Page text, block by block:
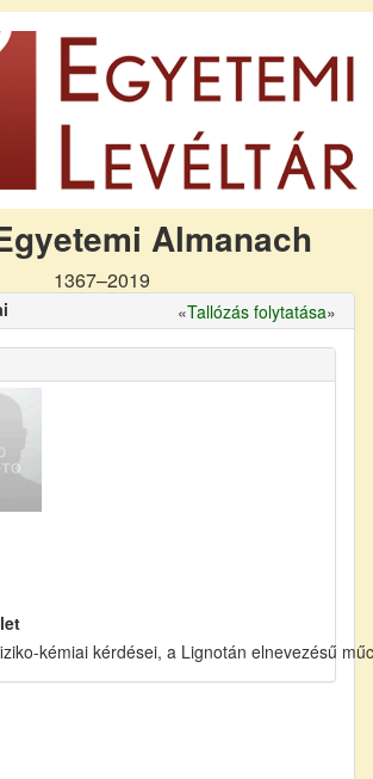
Almanach
1367–2019
«Tallózás folytatása»
kémiai kérdései, a Lignotán elnevezésű